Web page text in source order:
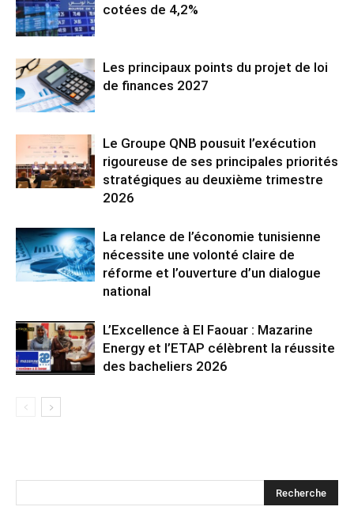
cotées de 4,2%
Les principaux points du projet de loi
de finances 2027
Le Groupe QNB pousuit l’exécution
rigoureuse de ses principales priorités
stratégiques au deuxième trimestre
2026
La relance de l’économie tunisienne
nécessite une volonté claire de
réforme et l’ouverture d’un dialogue
national
L’Excellence à El Faouar : Mazarine
Energy et l’ETAP célèbrent la réussite
des bacheliers 2026